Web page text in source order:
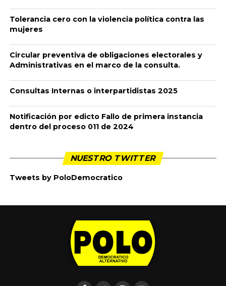
Tolerancia cero con la violencia política contra las
mujeres
Circular preventiva de obligaciones electorales y
Administrativas en el marco de la consulta.
Consultas Internas o interpartidistas 2025
Notificación por edicto Fallo de primera instancia
dentro del proceso 011 de 2024
NUESTRO TWITTER
Tweets by PoloDemocratico